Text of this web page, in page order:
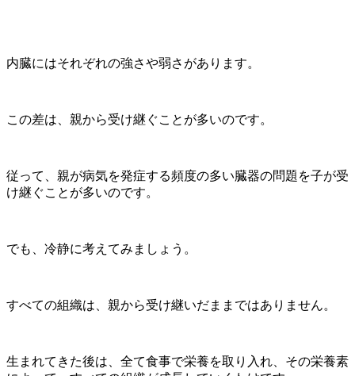
内臓にはそれぞれの強さや弱さがあります。
この差は、親から受け継ぐことが多いのです。
従って、親が病気を発症する頻度の多い臓器の問題を子が受
け継ぐことが多いのです。
でも、冷静に考えてみましょう。
すべての組織は、親から受け継いだままではありません。
生まれてきた後は、全て食事で栄養を取り入れ、その栄養素